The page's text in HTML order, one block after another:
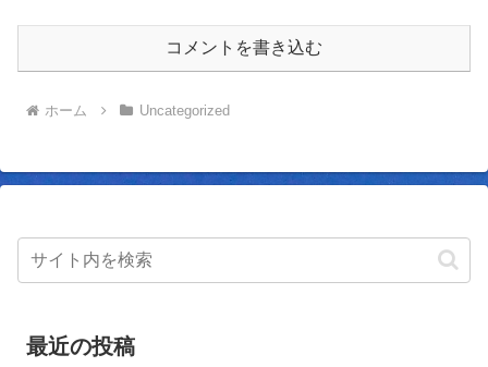
コメントを書き込む
ホーム Uncategorized
最近の投稿